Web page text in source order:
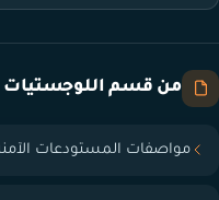
من قسم اللوجستيات
مواصفات المستودعات الآمنة